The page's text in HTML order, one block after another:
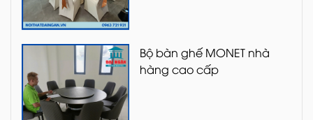
Bộ bàn ghế MONET nhà
hàng cao cấp